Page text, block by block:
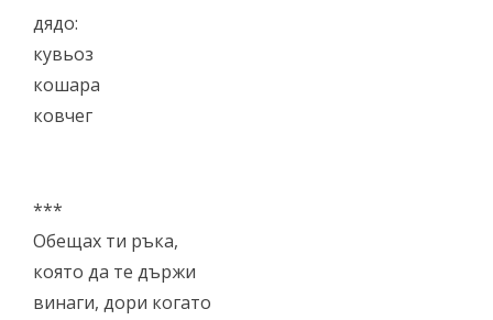
дядо:
кувьоз
кошара
ковчег
***
Обещах ти ръка,
която да те държи
винаги, дори когато